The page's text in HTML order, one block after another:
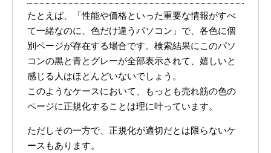
たとえば、「性能や価格といった重要な情報がすべ
て一緒なのに、色だけ違うパソコン」で、各色に個
別ページが存在する場合です。検索結果にこのパソ
コンの黒と青とグレーが全部表示されて、嬉しいと
感じる人はほとんどいないでしょう。
このようなケースにおいて、もっとも売れ筋の色の
ページに正規化することは理に叶っています。
ただしその一方で、正規化が適切だとは限らないケ
ースもあります。